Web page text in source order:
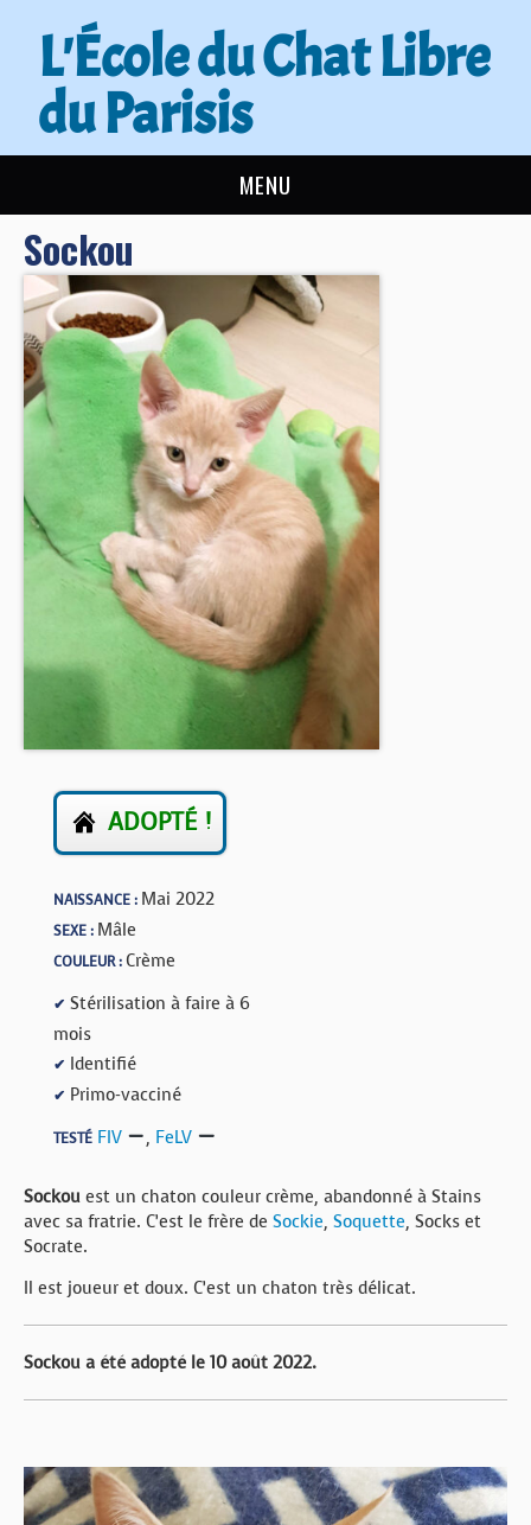
L'École du Chat Libre
du Parisis
MENU
L’ÉCOLE DU CHAT
ACTUALITÉS
ADOPTER
NOUS AIDER
CONTACT
BOUTIQUE
Sockou
ADOPTÉ !
NAISSANCE : Mai 2022
SEXE : Mâle
COULEUR :Crème
✔ Stérilisation à faire à 6
mois
✔ Identifié
✔ Primo-vacciné
TESTÉ FIV , FeLV
Sockou est un chaton couleur crème, abandonné à Stains
avec sa fratrie. C’est le frère de Sockie, Soquette, Socks et
Socrate.
Il est joueur et doux. C’est un chaton très délicat.
Sockou a été adopté le 10 août 2022.